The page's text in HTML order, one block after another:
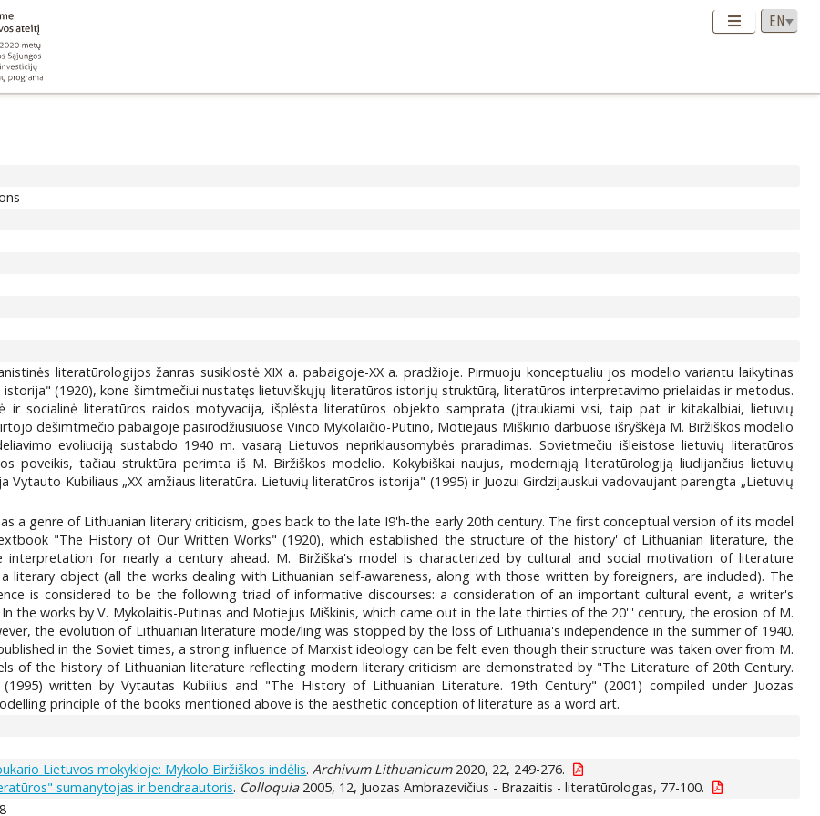
literatūrologijos žanras susiklostė XIX a. pabaigoje-XX a. pradžioje. Pirmuoju konceptualiu jos modelio variantu laikytinas
istorija" (1920), kone šimtmečiui nustatęs lietuviškųjų literatūros istorijų struktūrą, literatūros interpretavimo prielaidas ir metodus.
ir socialinė literatūros raidos motyvacija, išplėsta literatūros objekto samprata (įtraukiami visi, taip pat ir kitakalbiai, lietuvių
dešimtmečio pabaigoje pasirodžiusiuose Vinco Mykolaičio-Putino, Motiejaus Miškinio darbuose išryškėja M. Biržiškos modelio
evoliuciją sustabdo 1940 m. vasarą Lietuvos nepriklausomybės praradimas. Sovietmečiu išleistose lietuvių literatūros
poveikis, tačiau struktūra perimta iš M. Biržiškos modelio. Kokybiškai naujus, moderniąją literatūrologiją liudijančius lietuvių
Kubiliaus „XX amžiaus literatūra. Lietuvių literatūros istorija" (1995) ir Juozui Girdzijauskui vadovaujant parengta „Lietuvių
a genre of Lithuanian literary criticism, goes back to the late I9'h-the early 20th century. The first conceptual version of its model
"The History of Our Written Works" (1920), which established the structure of the history' of Lithuanian literature, the
for nearly a century ahead. M. Biržiška's model is characterized by cultural and social motivation of literature
literary object (all the works dealing with Lithuanian self-awareness, along with those written by foreigners, are included). The
is considered to be the following triad of informative discourses: a consideration of an important cultural event, a writer's
the works by V. Mykolaitis-Putinas and Motiejus Miškinis, which came out in the late thirties of the 20''' century, the erosion of M.
the evolution of Lithuanian literature mode/ling was stopped by the loss of Lithuania's independence in the summer of 1940.
in the Soviet times, a strong influence of Marxist ideology can be felt even though their structure was taken over from M.
of the history of Lithuanian literature reflecting modern literary criticism are demonstrated by "The Literature of 20th Century.
written by Vytautas Kubilius and "The History of Lithuanian Literature. 19th Century" (2001) compiled under Juozas
principle of the books mentioned above is the aesthetic conception of literature as a word art.
Lietuvos mokykloje: Mykolo Biržiškos indėlis. Archivum Lithuanicum2020, 22, 249-276.
sumanytojas ir bendraautoris. Colloquia2005, 12, Juozas Ambrazevičius - Brazaitis - literatūrologas, 77-100.